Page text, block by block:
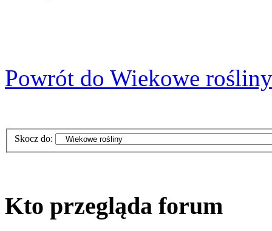
Powrót do Wiekowe rośliny
Skocz do:
Kto przegląda forum